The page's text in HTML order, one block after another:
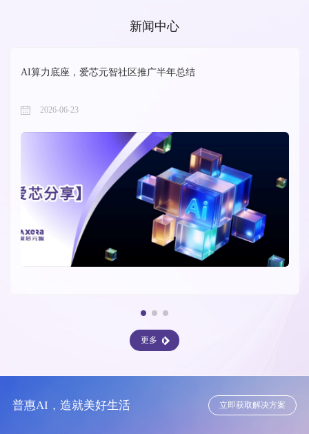
新闻中心
AI算力底座，爱芯元智社区推广半年总结
2026-06-23
更多
普惠AI，造就美好生活 立即获取解决方案